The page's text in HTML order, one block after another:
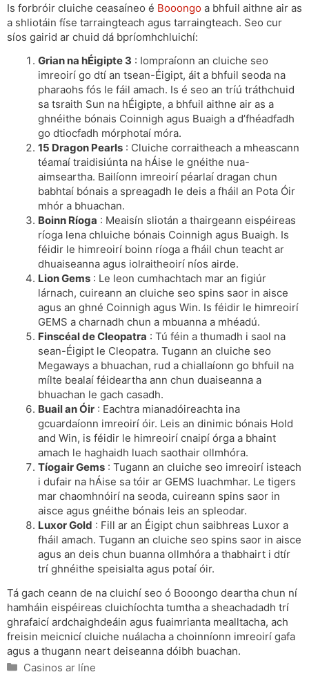
Is forbróir cluiche ceasaíneo é Booongo a bhfuil aithne air as
a shliotáin físe tarraingteach agus tarraingteach. Seo cur
síos gairid ar chuid dá bpríomhchluichí:
Grian na hÉigipte 3 : Iompraíonn an cluiche seo
imreoirí go dtí an tsean-Éigipt, áit a bhfuil seoda na
pharaohs fós le fáil amach. Is é seo an tríú tráthchuid
sa tsraith Sun na hÉigipte, a bhfuil aithne air as a
ghnéithe bónais Coinnigh agus Buaigh a d’fhéadfadh
go dtiocfadh mórphotaí móra.
15 Dragon Pearls : Cluiche corraitheach a mheascann
téamaí traidisiúnta na hÁise le gnéithe nua-
aimseartha. Bailíonn imreoirí péarlaí dragan chun
babhtaí bónais a spreagadh le deis a fháil an Pota Óir
mhór a bhuachan.
Boinn Ríoga : Meaisín sliotán a thairgeann eispéireas
ríoga lena chluiche bónais Coinnigh agus Buaigh. Is
féidir le himreoirí boinn ríoga a fháil chun teacht ar
dhuaiseanna agus iolraitheoirí níos airde.
Lion Gems : Le leon cumhachtach mar an figiúr
lárnach, cuireann an cluiche seo spins saor in aisce
agus an ghné Coinnigh agus Win. Is féidir le himreoirí
GEMS a charnadh chun a mbuanna a mhéadú.
Finscéal de Cleopatra : Tú féin a thumadh i saol na
sean-Éigipt le Cleopatra. Tugann an cluiche seo
Megaways a bhuachan, rud a chiallaíonn go bhfuil na
mílte bealaí féideartha ann chun duaiseanna a
bhuachan le gach casadh.
Buail an Óir : Eachtra mianadóireachta ina
gcuardaíonn imreoirí óir. Leis an dinimic bónais Hold
and Win, is féidir le himreoirí cnaipí órga a bhaint
amach le haghaidh luach saothair ollmhóra.
Tíogair Gems : Tugann an cluiche seo imreoirí isteach
i dufair na hÁise sa tóir ar GEMS luachmhar. Le tigers
mar chaomhnóirí na seoda, cuireann spins saor in
aisce agus gnéithe bónais leis an spleodar.
Luxor Gold : Fill ar an Éigipt chun saibhreas Luxor a
fháil amach. Tugann an cluiche seo spins saor in aisce
agus an deis chun buanna ollmhóra a thabhairt i dtír
trí ghnéithe speisialta agus potaí óir.
Tá gach ceann de na cluichí seo ó Booongo deartha chun ní
hamháin eispéireas cluichíochta tumtha a sheachadadh trí
ghrafaicí ardchaighdeáin agus fuaimrianta mealltacha, ach
freisin meicnicí cluiche nuálacha a choinníonn imreoirí gafa
agus a thugann neart deiseanna dóibh buachan.
Categories
Casinos ar líne